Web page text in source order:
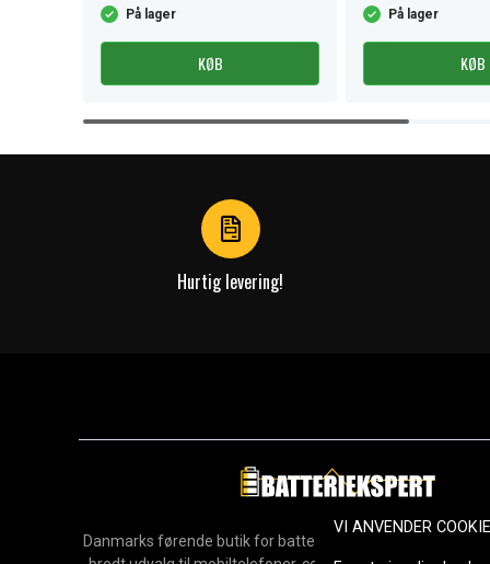
På lager
KØB
På lager
KØB
Item
Hurtig levering!
Danmarks førende butik for batterier, opladere og
VI ANVENDER